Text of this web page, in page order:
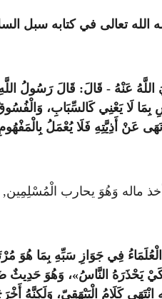
الله تعالى في كتابه سبل
عَنْهُ - قَالَ: قَالَ رَسُولُ
بِمَا لَا يَعْنِي كَالسِّبَابِ،
نَهَى عَنْ أَذِيَّتِهِ فَلَا يُعْمَلُ
ماله وَهُوَ يحارب
فِي جَوَازِ سَبِّهِ بِمَا هُوَ
كَيْ يَحْذَرَهُ النَّاسُ»، وَهُوَ
انْتَهَى كَلَامُ الْبَيْهَقِيّ،